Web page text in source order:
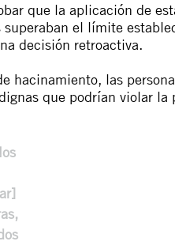
que la aplicación de
el límite
decisión retroactiva.
hacinamiento, las
que podrían violar